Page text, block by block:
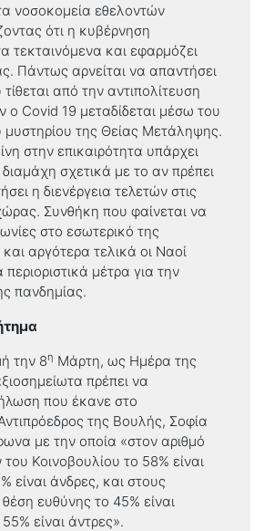
νοσοκομεία εθελοντών
ότι η κυβέρνηση
τεκταινόμενα και εφαρμόζει
Πάντως αρνείται να απαντήσει
από την αντιπολίτευση
ο Covid 19 μεταδίδεται μέσω του
μυστηρίου της Θείας Μετάληψης.
στην επικαιρότητα υπάρχει
σχετικά με το αν πρέπει
η διενέργεια τελετών στις
Συνθήκη που φαίνεται να
στο εσωτερικό της
αργότερα τελικά οι Ναοί
μέτρα για την
πανδημίας.
την 8η Μάρτη, ως Ημέρα της
πρέπει να
που έκανε στο
της Βουλής, Σοφία
με την οποία «στον αριθμό
Κοινοβουλίου το 58% είναι
είναι άνδρες, και στους
ευθύνης το 45% είναι
είναι άντρες».